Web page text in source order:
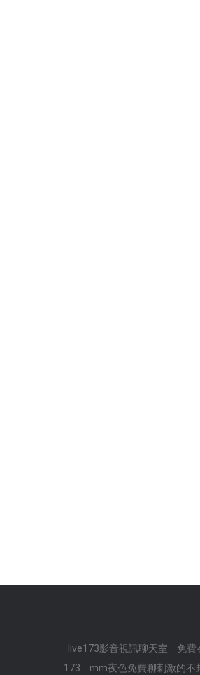
live173影音視訊聊天室 免費
173
mm夜色免費聊刺激的不